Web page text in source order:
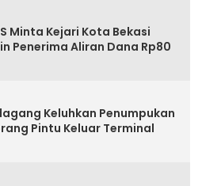
Minta Kejari Kota Bekasi
Penerima Aliran Dana Rp80
Keluhkan Penumpukan
Pintu Keluar Terminal